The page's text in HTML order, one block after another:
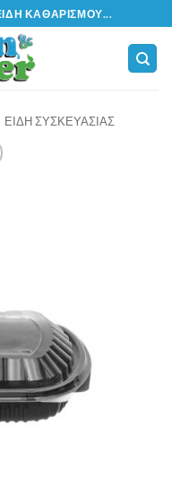
ΚΑΘΑΡΙΣΜΟΎ...
ΕΙΔΗ ΣΥΣΚΕΥΑΣΙΑΣ